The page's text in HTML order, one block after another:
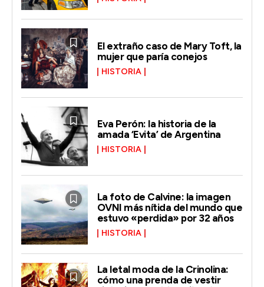
El extraño caso de Mary Toft, la
mujer que paría conejos
HISTORIA
Eva Perón: la historia de la
amada ‘Evita’ de Argentina
HISTORIA
La foto de Calvine: la imagen
OVNI más nítida del mundo que
estuvo «perdida» por 32 años
HISTORIA
La letal moda de la Crinolina:
cómo una prenda de vestir